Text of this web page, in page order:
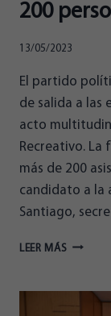
200
13/05/2023
El partido
de salida a las
acto
Recreativo. La
más de 200
candidato a la
Santiago,
LEER MÁS
CAMPAÑA